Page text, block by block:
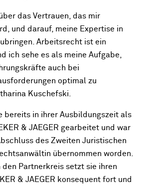
das Vertrauen, das mir
und darauf, meine Expertise in
Arbeitsrecht ist ein
ich sehe es als meine Aufgabe,
auch bei
optimal zu
Kuschefski.
bereits in ihrer Ausbildungszeit als
& JAEGER gearbeitet und war
des Zweiten Juristischen
übernommen worden.
den Partnerkreis setzt sie ihren
& JAEGER konsequent fort und